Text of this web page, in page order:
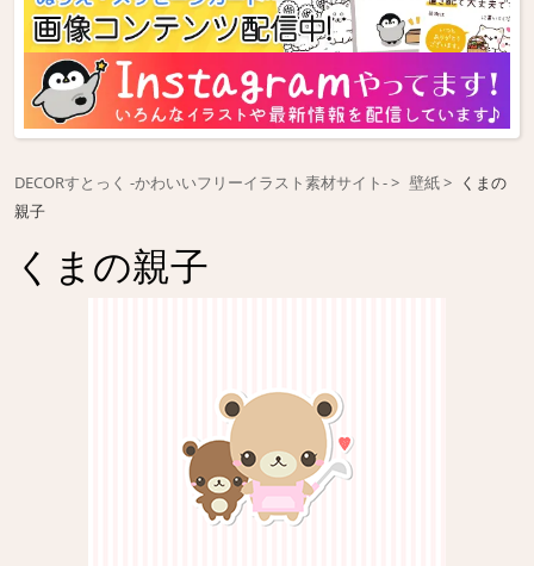
DECORすとっく -かわいいフリーイラスト素材サイト- 壁紙
くまの
親子
くまの親子